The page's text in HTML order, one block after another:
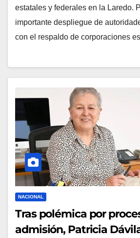
estatales y federales en la Laredo.
importante despliegue de
con el respaldo de corporaciones
NACIONAL
Tras polémica por
admisión, Patricia